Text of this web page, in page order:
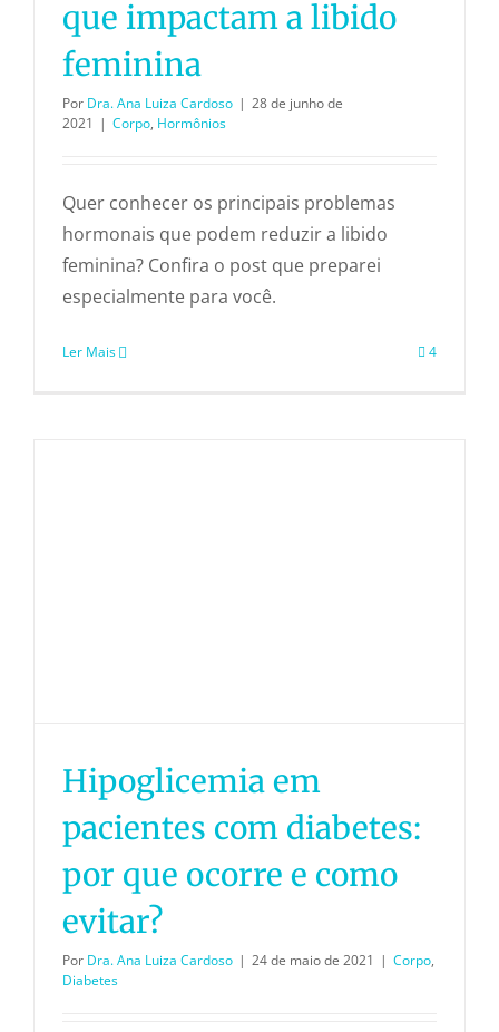
que impactam a libido
feminina
Por Dra. Ana Luiza Cardoso | 28 de junho de
2021 | Corpo, Hormônios
Quer conhecer os principais problemas
hormonais que podem reduzir a libido
feminina? Confira o post que preparei
especialmente para você.
Ler Mais 4
Hipoglicemia em
pacientes com diabetes:
por que ocorre e como
evitar?
Por Dra. Ana Luiza Cardoso | 24 de maio de 2021 | Corpo,
Diabetes